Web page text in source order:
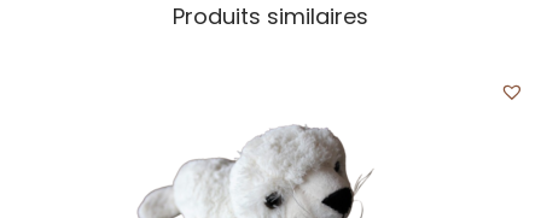
Produits similaires